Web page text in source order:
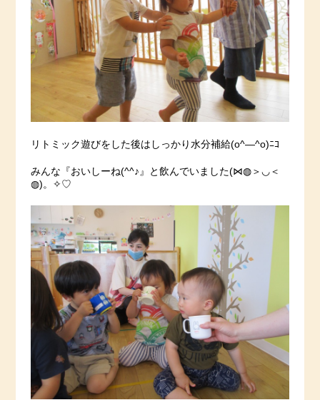
リトミック遊びをした後はしっかり水分補給(o^―^o)ﾆｺ
みんな『おいしーね(^^♪』と飲んでいました(⋈◍＞◡＜
◍)。✧♡